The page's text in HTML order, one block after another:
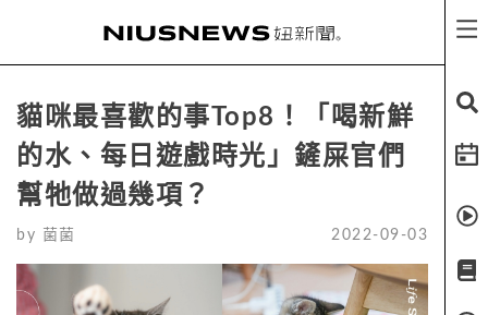
貓咪最喜歡的事Top8！「喝新鮮
的水、每日遊戲時光」鏟屎官們
幫牠做過幾項？
by 菌菌 2022-09-03